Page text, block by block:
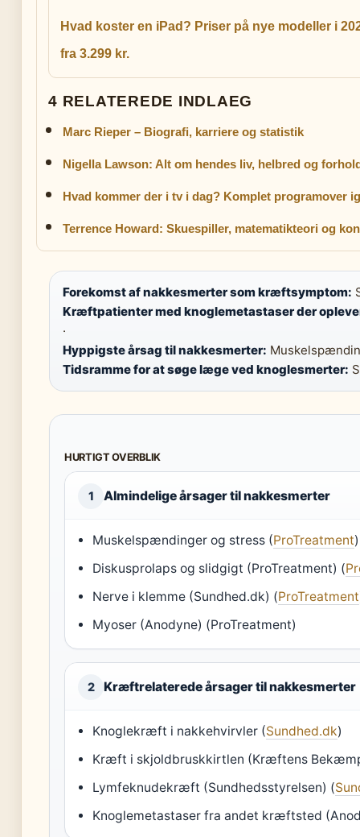
Hvad koster en iPad? Priser på nye modeller i
fra 3.299 kr.
4 RELATEREDE INDLAEG
Marc Rieper – Biografi, karriere og statistik
Nigella Lawson: Alt om hendes liv, helbred og
Hvad kommer der i tv i dag? Komplet programover
Terrence Howard: Skuespiller, matematikteori og
Forekomst af nakkesmerter som kræftsymptom:
Kræftpatienter med knoglemetastaser der
·
Hyppigste årsag til nakkesmerter:
Tidsramme for at søge læge ved knoglesmerter:
HURTIGT OVERBLIK
1 Almindelige årsager til nakkesmerter
Muskelspændinger og stress (ProTreatment)
Diskusprolaps og slidgigt (ProTreatment) (
Nerve i klemme (Sundhed.dk) (ProTreatment
Myoser (Anodyne) (ProTreatment)
2 Kræftrelaterede årsager til nakkesmerter
Knoglekræft i nakkehvirvler (Sundhed.dk)
Kræft i skjoldbruskkirtlen (Kræftens
Lymfeknudekræft (Sundhedsstyrelsen) (
Knoglemetastaser fra andet kræftsted